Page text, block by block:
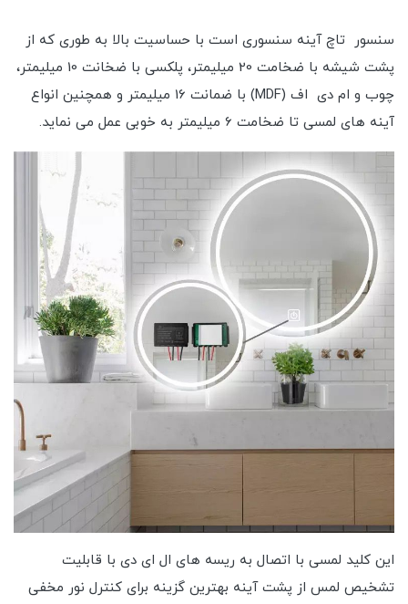
سنسور تاچ آینه سنسوری است با حساسیت بالا به طوری که از
پشت شیشه با ضخامت 20 میلیمتر، پلکسی با ضخانت 10 میلیمتر،
چوب و ام دی اف (MDF) با ضمانت 16 میلیمتر و همچنین انواع
آینه های لمسی تا ضخامت 6 میلیمتر به خوبی عمل می نماید.
این کلید لمسی با اتصال به ریسه های ال ای دی با قابلیت
تشخیص لمس از پشت آینه بهترین گزینه برای کنترل نور مخفی